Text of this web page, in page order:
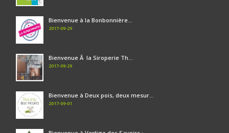
Bienvenue à la Bonbonnière...
2017-09-29
Bienvenue Ã la Siroperie Th...
2017-09-29
Bienvenue à Deux pois, deux mesur...
2017-09-01